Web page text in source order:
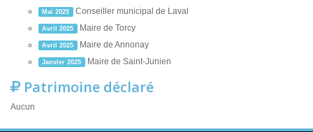
Mai 2025 Conseiller municipal de Laval
Avril 2025 Maire de Torcy
Avril 2025 Maire de Annonay
Janvier 2025 Maire de Saint-Junien
Patrimoine déclaré
Aucun